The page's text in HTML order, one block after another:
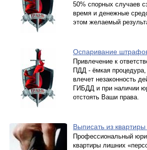
50% спорных случаев
время и денежные
этом желаемый
Оспаривание
Привлечение к
ПДД - ёмкая
влечет незаконность
ГИБДД и при наличии
отстоять Ваши права.
Выписать из квартиры
Профессиональный
квартиры лишних